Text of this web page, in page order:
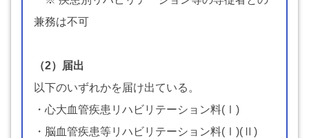
兼務は不可
（2）届出
以下のいずれかを届け出ている。
・心大血管疾患リハビリテーション料(Ⅰ)
・脳血管疾患等リハビリテーション料(Ⅰ)(Ⅱ)